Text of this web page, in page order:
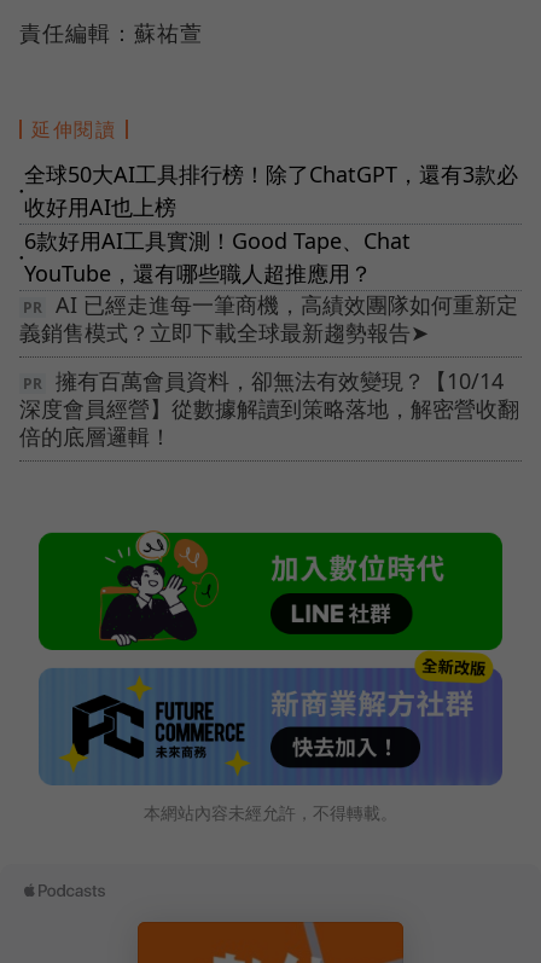
責任編輯：蘇祐萱
延伸閱讀
●
全球50大AI工具排行榜！除了ChatGPT，還有3款必
收好用AI也上榜
●
6款好用AI工具實測！Good Tape、Chat
YouTube，還有哪些職人超推應用？
AI 已經走進每一筆商機，高績效團隊如何重新定
義銷售模式？立即下載全球最新趨勢報告➤
擁有百萬會員資料，卻無法有效變現？【10/14
深度會員經營】從數據解讀到策略落地，解密營收翻
倍的底層邏輯！
本網站內容未經允許，不得轉載。